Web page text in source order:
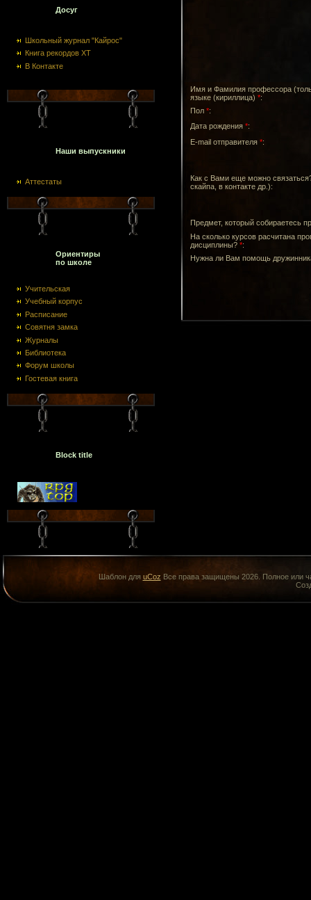
Досуг
Школьный журнал "Кайрос"
Книга рекордов ХТ
В Контакте
Наши выпускники
Аттестаты
Ориентиры
по школе
Учительская
Учебный корпус
Расписание
Совятня замка
Журналы
Библиотека
Форум школы
Гостевая книга
Block title
Имя и Фамилия профессора
языке (кириллица) *:
Пол *:
Дата рождения *:
E-mail отправителя *:
Как с Вами еще можно
скайпа, в контакте др.):
Предмет, который собираетесь
На сколько курсов расчитана
дисциплины? *:
Нужна ли Вам помощь
Шаблон для uCoz Все права защищены 2026. Полное или